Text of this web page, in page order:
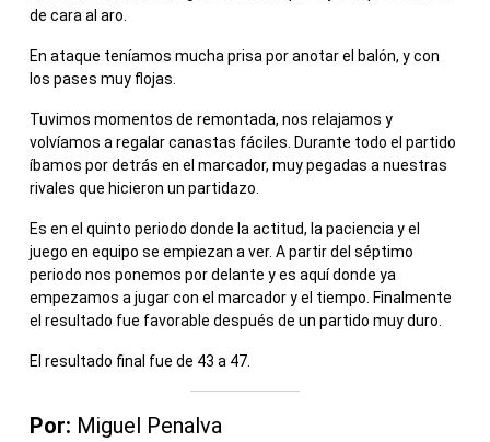
de cara al aro.
En ataque teníamos mucha prisa por anotar el balón, y con
los pases muy flojas.
Tuvimos momentos de remontada, nos relajamos y
volvíamos a regalar canastas fáciles. Durante todo el partido
íbamos por detrás en el marcador, muy pegadas a nuestras
rivales que hicieron un partidazo.
Es en el quinto periodo donde la actitud, la paciencia y el
juego en equipo se empiezan a ver. A partir del séptimo
periodo nos ponemos por delante y es aquí donde ya
empezamos a jugar con el marcador y el tiempo. Finalmente
el resultado fue favorable después de un partido muy duro.
El resultado final fue de 43 a 47.
Por: Miguel Penalva